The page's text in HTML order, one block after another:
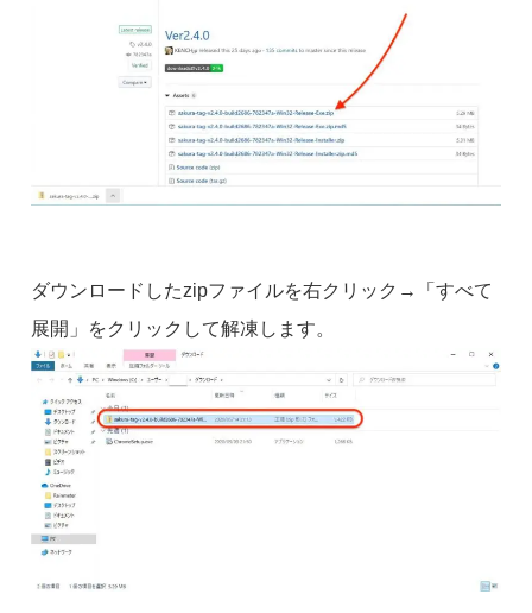
ダウンロードしたzipファイルを右クリック→「すべて
展開」をクリックして解凍します。